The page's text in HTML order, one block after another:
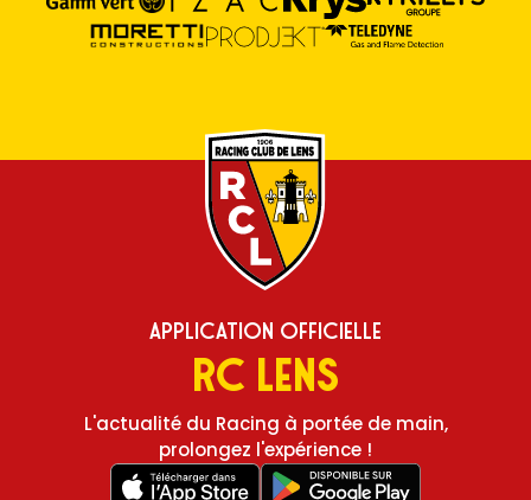
Application Officielle
RC Lens
L'actualité du Racing à portée de main,
prolongez l'expérience !